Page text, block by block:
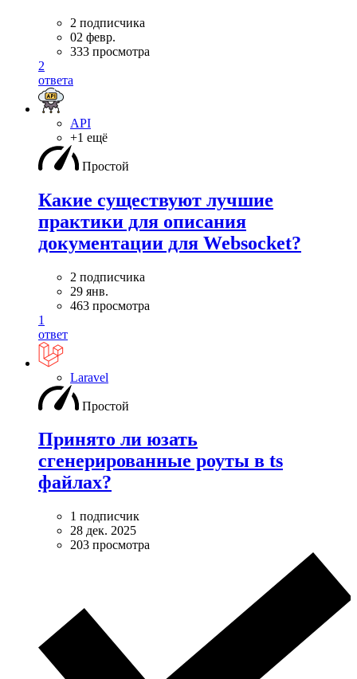
2 подписчика
02 февр.
333 просмотра
2
ответа
API
+1 ещё
Простой
Какие существуют лучшие
практики для описания
документации для Websocket?
2 подписчика
29 янв.
463 просмотра
1
ответ
Laravel
Простой
Принято ли юзать
сгенерированные роуты в ts
файлах?
1 подписчик
28 дек. 2025
203 просмотра